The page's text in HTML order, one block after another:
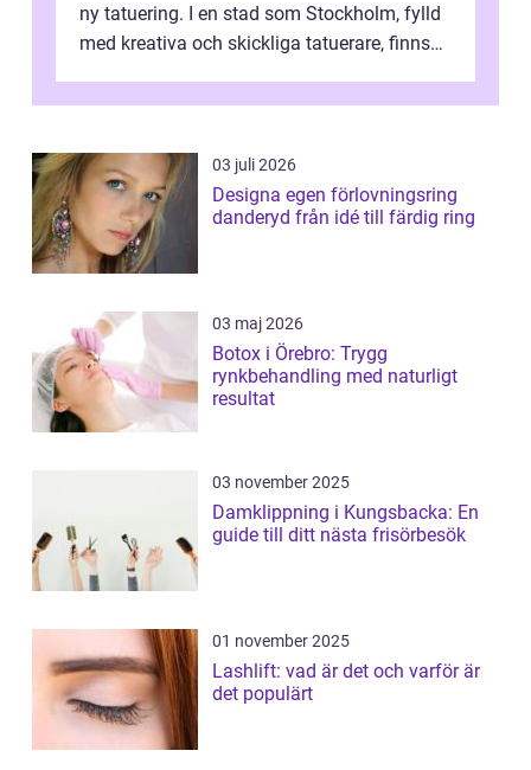
ny tatuering. I en stad som Stockholm, fylld
med kreativa och skickliga tatuerare, finns
03 juli 2026
Designa egen förlovningsring
danderyd från idé till färdig ring
03 maj 2026
Botox i Örebro: Trygg
rynkbehandling med naturligt
resultat
03 november 2025
Damklippning i Kungsbacka: En
guide till ditt nästa frisörbesök
01 november 2025
Lashlift: vad är det och varför är
det populärt